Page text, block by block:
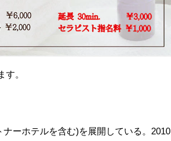
。
ーホテルを含む)を展開している。2010